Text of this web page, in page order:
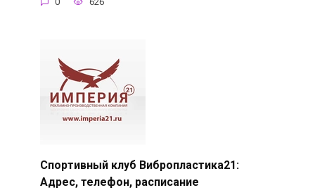
Спортивный клуб Вибропластика21:
Адрес, телефон, расписание